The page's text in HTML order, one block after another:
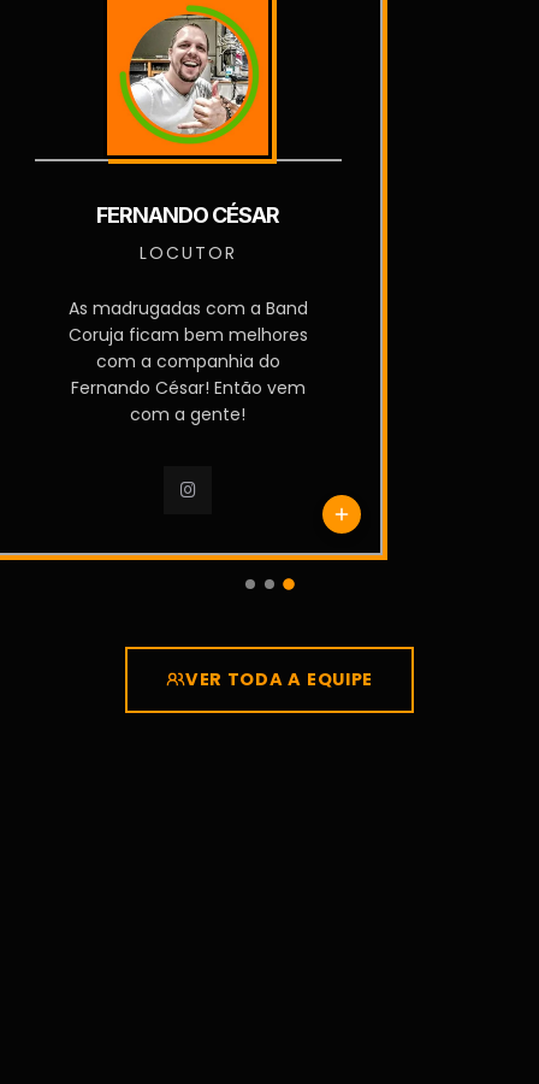
FERNANDO CÉSAR
LOCUTOR
As madrugadas com a Band
Coruja ficam bem melhores
com a companhia do
Fernando César! Então vem
com a gente!
VER TODA A EQUIPE